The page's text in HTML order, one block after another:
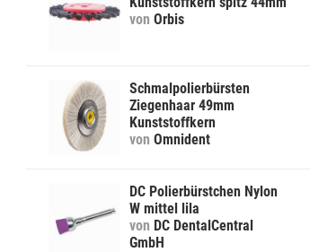
von Orbis
Schmalpolierbürsten
Ziegenhaar 49mm
Kunststoffkern
von Omnident
DC Polierbürstchen Nylon
W mittel lila
von DC DentalCentral
GmbH